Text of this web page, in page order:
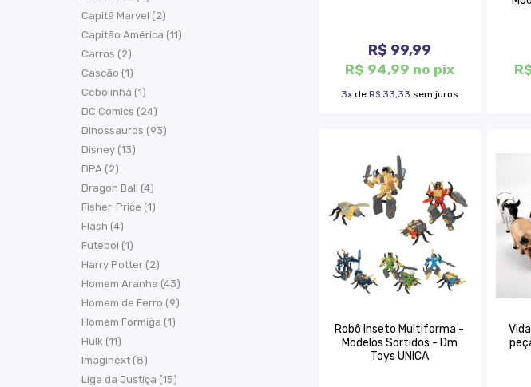
Capitã Marvel (2)
Capitão América (11)
Carros (2)
Cascão (1)
Cebolinha (1)
DC Comics (24)
Dinossauros (93)
Disney (13)
DPA (2)
Dragon Ball (4)
Fisher-Price (1)
Flash (4)
Futebol (1)
Harry Potter (2)
Homem Aranha (43)
Homem de Ferro (9)
Homem Formiga (1)
Hulk (11)
Imaginext (8)
Liga da Justiça (15)
R$ 99,99
R$ 94,99 no pix
3xde R$ 33,33 sem juros
Robô Inseto Multiforma -
Modelos Sortidos - Dm
Toys UNICA